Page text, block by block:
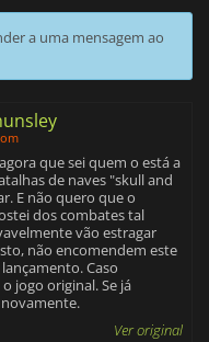
a uma mensagem ao
que sei quem o está a
de naves "skull and
E não quero que o
dos combates tal
vão estragar
não encomendem este
Caso
jogo original. Se já
Ver original